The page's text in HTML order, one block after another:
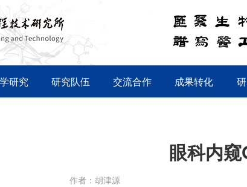
研究 研究队伍 交流合作 成果转化
眼科内窥
作者：胡津源